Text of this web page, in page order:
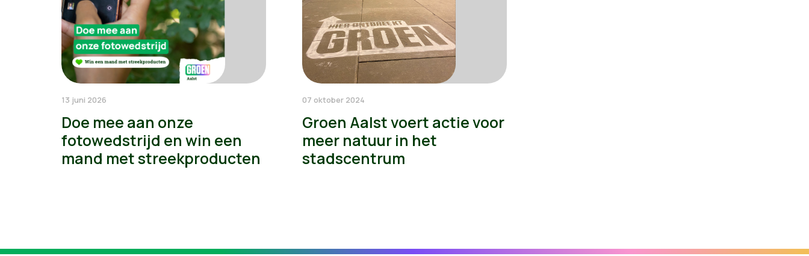
13 juni 2026
Doe mee aan onze
fotowedstrijd en win een
mand met streekproducten
07 oktober 2024
Groen Aalst voert actie voor
meer natuur in het
stadscentrum